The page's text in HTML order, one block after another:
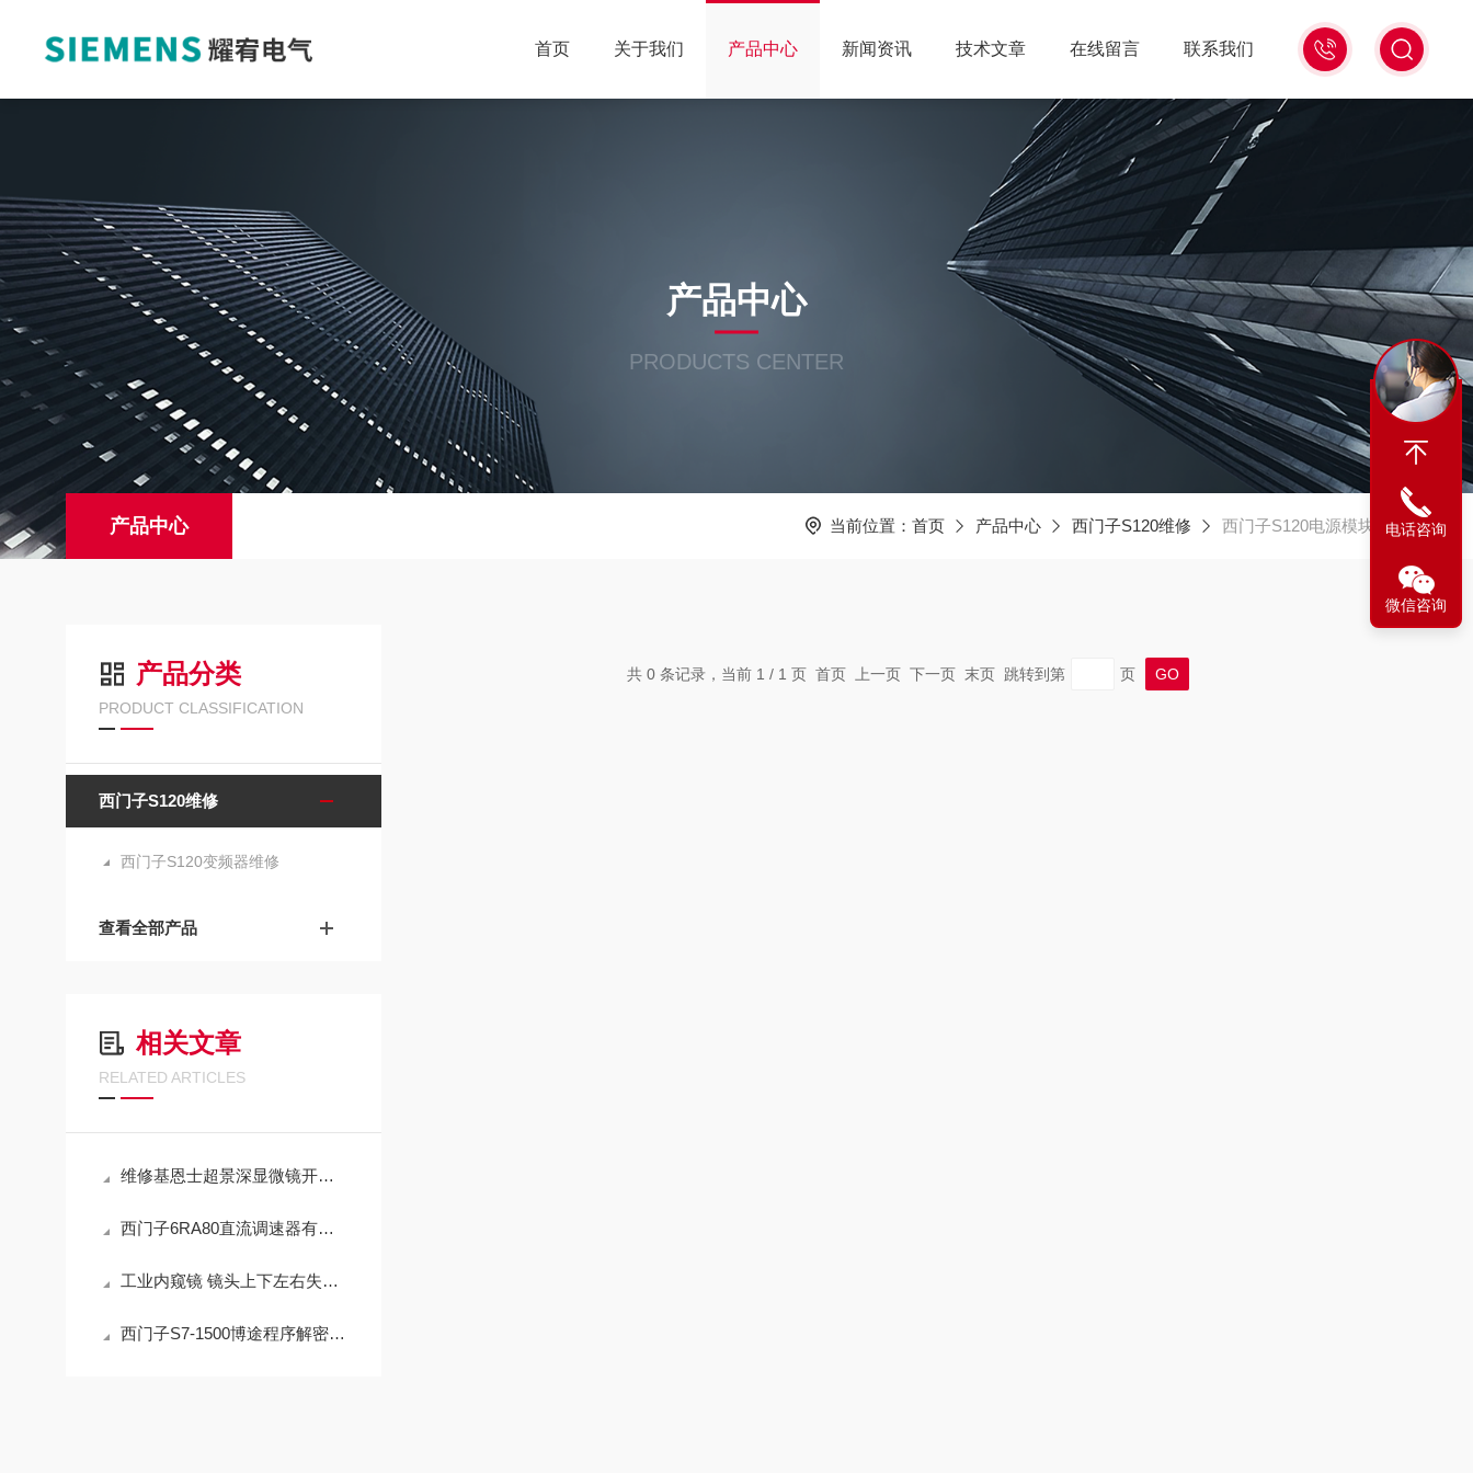
18516586104
微
首页 关于我们 产品中心 新闻资讯 技术文章 在线留言 联系我们
产品中心
PRODUCTS CENTER
产品中心 当前位置： 首页 产品中心 西门子S120维修 西门子S120电源模块维修
产品分类
PRODUCT CLASSIFICATION
西门子S120维修
西门子S120变频器维修
查看全部产品
相关文章
RELATED ARTICLES
维修基恩士超景深显微镜开机显示屏黑屏不亮（当天修好故障）
西门子6RA80直流调速器有什么用途？那些场合需要使用？
工业内窥镜 镜头上下左右失灵没反应维修解决方法
西门子S7-1500博途程序解密技术挑战与应对策略
共 0 条记录，当前 1 / 1 页 首页 上一页 下一页 末页 跳转到第 页
电话咨询
微信咨询